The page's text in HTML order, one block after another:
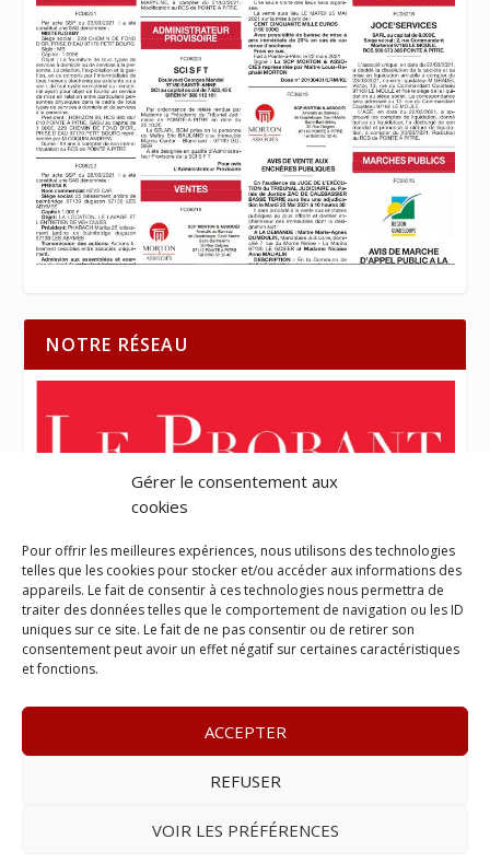
Gérer le consentement aux
cookies
Pour offrir les meilleures expériences, nous utilisons des technologies
telles que les cookies pour stocker et/ou accéder aux informations des
appareils. Le fait de consentir à ces technologies nous permettra de
traiter des données telles que le comportement de navigation ou les ID
uniques sur ce site. Le fait de ne pas consentir ou de retirer son
consentement peut avoir un effet négatif sur certaines caractéristiques
et fonctions.
ACCEPTER
REFUSER
VOIR LES PRÉFÉRENCES
NOTRE RÉSEAU
– www.lapostille.fr –
– E-mail :contact@lapostille.fr–